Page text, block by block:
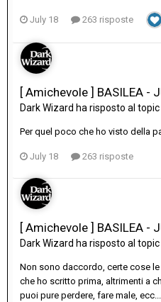
July 18 263 risposte
[ Amichevole ] BASILEA -
Dark Wizard ha risposto al topic
Per quel poco che ho visto della
July 18 263 risposte
[ Amichevole ] BASILEA -
Dark Wizard ha risposto al topic
Non sono daccordo, certe cose
che ho scritto prima, altrimenti a
puoi pure perdere, fare male,